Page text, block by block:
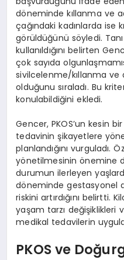
döneminde kıllanma ve
çağındaki kadınlarda ise
görüldüğünü söyledi.
kullanıldığını belirten
çok sayıda
sivilcelenme/kıllanma
olduğunu sıraladı. Bu
konulabildiğini ekledi.
Gencer, PKOS’un kesin
tedavinin şikayetlere
planlandığını vurguladı.
yönetilmesinin önemine
durumun ilerleyen
döneminde gestasyonel
riskini artırdığını belirtti.
yaşam tarzı değişiklikleri
medikal tedavilerin
PKOS ve